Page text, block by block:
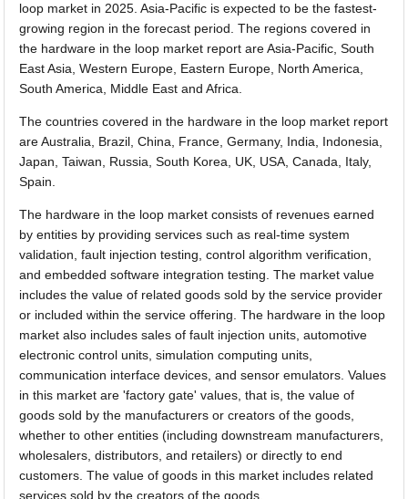
loop market in 2025. Asia-Pacific is expected to be the fastest-
growing region in the forecast period. The regions covered in
the hardware in the loop market report are Asia-Pacific, South
East Asia, Western Europe, Eastern Europe, North America,
South America, Middle East and Africa.
The countries covered in the hardware in the loop market report
are Australia, Brazil, China, France, Germany, India, Indonesia,
Japan, Taiwan, Russia, South Korea, UK, USA, Canada, Italy,
Spain.
The hardware in the loop market consists of revenues earned
by entities by providing services such as real-time system
validation, fault injection testing, control algorithm verification,
and embedded software integration testing. The market value
includes the value of related goods sold by the service provider
or included within the service offering. The hardware in the loop
market also includes sales of fault injection units, automotive
electronic control units, simulation computing units,
communication interface devices, and sensor emulators. Values
in this market are 'factory gate' values, that is, the value of
goods sold by the manufacturers or creators of the goods,
whether to other entities (including downstream manufacturers,
wholesalers, distributors, and retailers) or directly to end
customers. The value of goods in this market includes related
services sold by the creators of the goods.